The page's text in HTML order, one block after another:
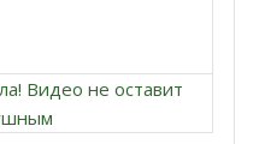
Видео не оставит